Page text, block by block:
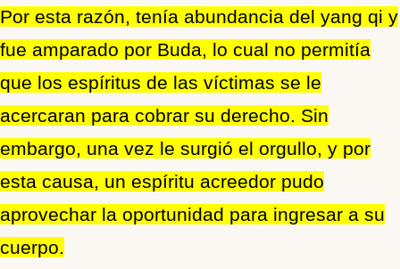
Por esta razón, tenía abundancia del yang qi y
fue amparado por Buda, lo cual no permitía
que los espíritus de las víctimas se le
acercaran para cobrar su derecho. Sin
embargo, una vez le surgió el orgullo, y por
esta causa, un espíritu acreedor pudo
aprovechar la oportunidad para ingresar a su
cuerpo.